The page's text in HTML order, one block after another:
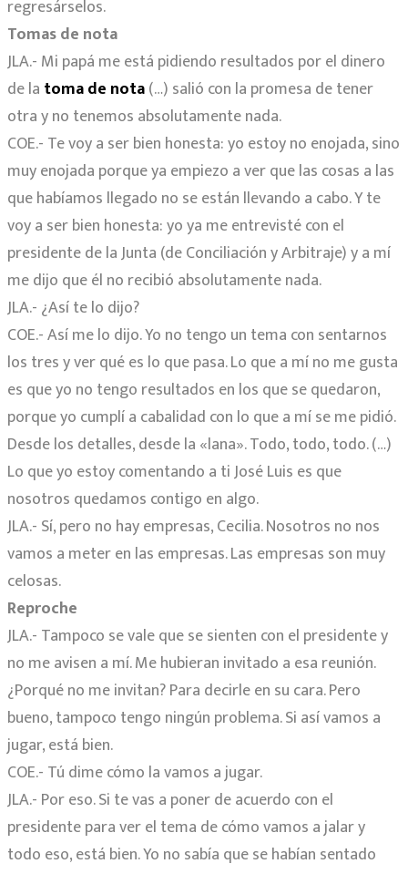
regresárselos.
Tomas de nota
JLA.- Mi papá me está pidiendo resultados por el dinero
de la toma de nota(…) salió con la promesa de tener
otra y no tenemos absolutamente nada.
COE.- Te voy a ser bien honesta: yo estoy no enojada, sino
muy enojada porque ya empiezo a ver que las cosas a las
que habíamos llegado no se están llevando a cabo. Y te
voy a ser bien honesta: yo ya me entrevisté con el
presidente de la Junta (de Conciliación y Arbitraje) y a mí
me dijo que él no recibió absolutamente nada.
JLA.- ¿Así te lo dijo?
COE.- Así me lo dijo. Yo no tengo un tema con sentarnos
los tres y ver qué es lo que pasa. Lo que a mí no me gusta
es que yo no tengo resultados en los que se quedaron,
porque yo cumplí a cabalidad con lo que a mí se me pidió.
Desde los detalles, desde la «lana». Todo, todo, todo. (…)
Lo que yo estoy comentando a ti José Luis es que
nosotros quedamos contigo en algo.
JLA.- Sí, pero no hay empresas, Cecilia. Nosotros no nos
vamos a meter en las empresas. Las empresas son muy
celosas.
Reproche
JLA.- Tampoco se vale que se sienten con el presidente y
no me avisen a mí. Me hubieran invitado a esa reunión.
¿Porqué no me invitan? Para decirle en su cara. Pero
bueno, tampoco tengo ningún problema. Si así vamos a
jugar, está bien.
COE.- Tú dime cómo la vamos a jugar.
JLA.- Por eso. Si te vas a poner de acuerdo con el
presidente para ver el tema de cómo vamos a jalar y
todo eso, está bien. Yo no sabía que se habían sentado